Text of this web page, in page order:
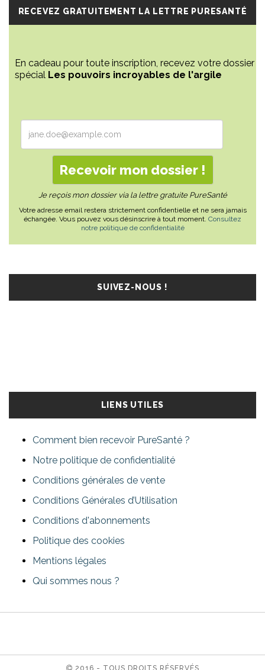
RECEVEZ GRATUITEMENT LA LETTRE PURESANTÉ
En cadeau pour toute inscription, recevez votre dossier
spécial Les pouvoirs incroyables de l'argile
Je reçois mon dossier via la lettre gratuite PureSanté
Votre adresse email restera strictement confidentielle et ne sera jamais
échangée. Vous pouvez vous désinscrire à tout moment. Consultez
notre politique de confidentialité
SUIVEZ-NOUS !
LIENS UTILES
Comment bien recevoir PureSanté ?
Notre politique de confidentialité
Conditions générales de vente
Conditions Générales d’Utilisation
Conditions d'abonnements
Politique des cookies
Mentions légales
Qui sommes nous ?
2016 - TOUS DROITS RÉSERVÉS